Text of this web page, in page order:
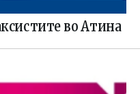
во Атина